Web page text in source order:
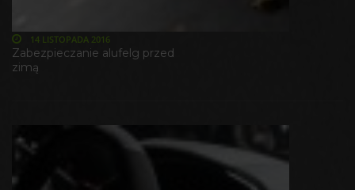
Zabezpieczanie alufelg przed
zimą
14 LISTOPADA 2016